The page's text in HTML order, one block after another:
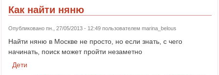
Как найти няню
Опубликовано пн., 27/05/2013 - 12:49 пользователем marina_belous
Найти няню в Москве не просто, но если знать, с чего
начинать, поиск может пройти незаметно
Дети